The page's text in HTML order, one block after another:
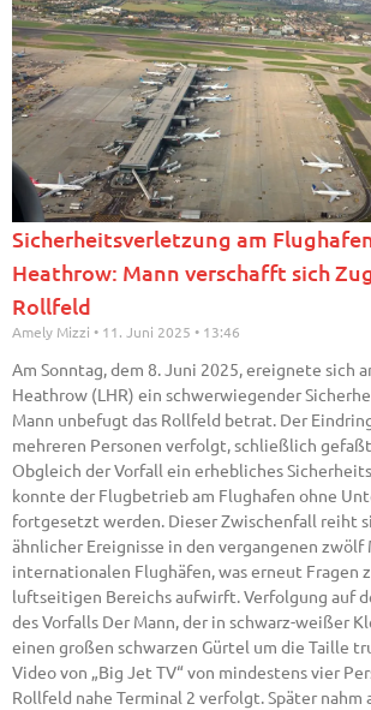
Sicherheitsverletzung am
Heathrow: Mann verschafft sich
Rollfeld
Amely Mizzi 11. Juni 2025 13:46
Am Sonntag, dem 8. Juni 2025, ereignete sich
Heathrow (LHR) ein schwerwiegender
Mann unbefugt das Rollfeld betrat. Der
mehreren Personen verfolgt, schließlich
Obgleich der Vorfall ein erhebliches
konnte der Flugbetrieb am Flughafen ohne
fortgesetzt werden. Dieser Zwischenfall reiht
ähnlicher Ereignisse in den vergangenen zwölf
internationalen Flughäfen, was erneut Fragen
luftseitigen Bereichs aufwirft. Verfolgung auf
des Vorfalls Der Mann, der in schwarz-weißer
einen großen schwarzen Gürtel um die Taille
Video von „Big Jet TV“ von mindestens vier
Rollfeld nahe Terminal 2 verfolgt. Später nahm